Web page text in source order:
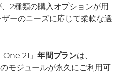
、2種類の購入オプションが用
ーのニーズに応じて柔軟な選
One 21」年間プランは、
モジュールが永久にご利用可